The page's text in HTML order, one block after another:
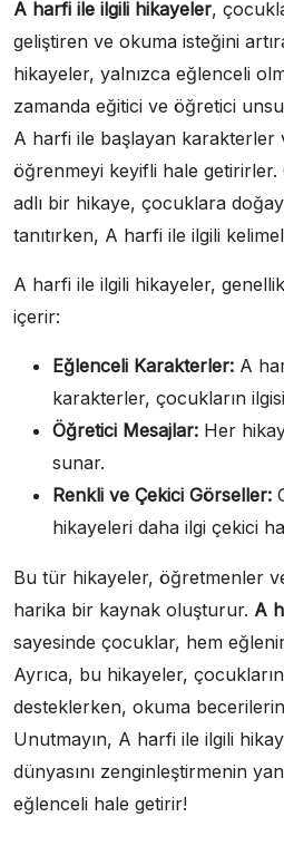
A harfi ile ilgili hikayeler,
geliştiren ve okuma isteğini
hikayeler, yalnızca eğlenceli
zamanda eğitici ve öğretici
A harfi ile başlayan karakterler
öğrenmeyi keyifli hale getirirler.
adlı bir hikaye, çocuklara
tanıtırken, A harfi ile ilgili
A harfi ile ilgili hikayeler,
içerir:
Eğlenceli Karakterler: A
karakterler, çocukların
Öğretici Mesajlar: Her
sunar.
Renkli ve Çekici Görseller:
hikayeleri daha ilgi çekici
Bu tür hikayeler, öğretmenler
harika bir kaynak oluşturur. A
sayesinde çocuklar, hem
Ayrıca, bu hikayeler,
desteklerken, okuma
Unutmayın, A harfi ile ilgili
dünyasını zenginleştirmenin
eğlenceli hale getirir!